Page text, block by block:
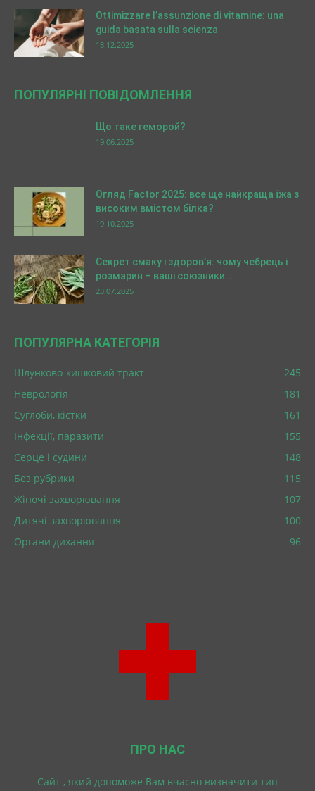
Ottimizzare l’assunzione di vitamine: una
guida basata sulla scienza
18.12.2025
ПОПУЛЯРНІ ПОВІДОМЛЕННЯ
Що таке геморой?
19.06.2025
Огляд Factor 2025: все ще найкраща їжа з
високим вмістом білка?
19.10.2025
Секрет смаку і здоров’я: чому чебрець і
розмарин – ваші союзники...
23.07.2025
ПОПУЛЯРНА КАТЕГОРІЯ
Шлунково-кишковий тракт
245
Неврологія
181
Суглоби, кістки
161
Інфекції, паразити
155
Серце і судини
148
Без рубрики
115
Жіночі захворювання
107
Дитячі захворювання
100
Органи дихання
96
ПРО НАС
Cайт , який допоможе Вам вчасно визначити тип